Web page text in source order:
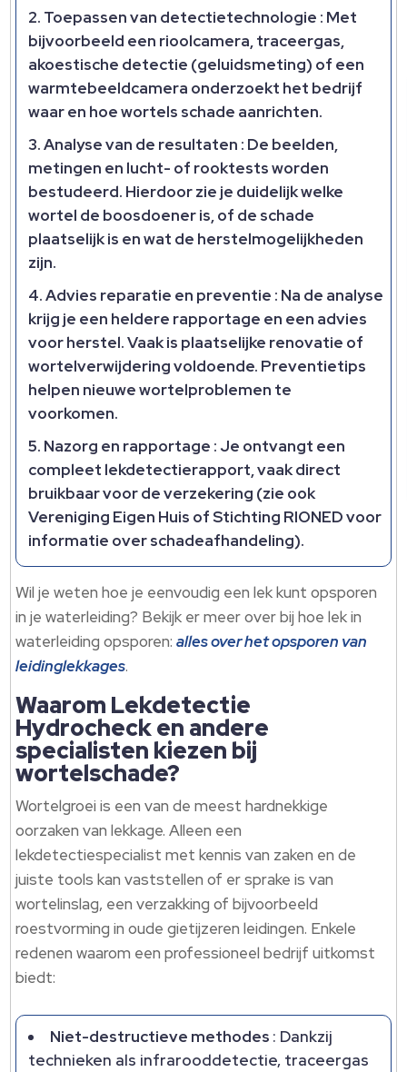
Toepassen van detectietechnologie : Met
bijvoorbeeld een rioolcamera, traceergas,
akoestische detectie (geluidsmeting) of een
warmtebeeldcamera onderzoekt het bedrijf
waar en hoe wortels schade aanrichten.
Analyse van de resultaten : De beelden,
metingen en lucht- of rooktests worden
bestudeerd. Hierdoor zie je duidelijk welke
wortel de boosdoener is, of de schade
plaatselijk is en wat de herstelmogelijkheden
zijn.
Advies reparatie en preventie : Na de analyse
krijg je een heldere rapportage en een advies
voor herstel. Vaak is plaatselijke renovatie of
wortelverwijdering voldoende. Preventietips
helpen nieuwe wortelproblemen te
voorkomen.
Nazorg en rapportage : Je ontvangt een
compleet lekdetectierapport, vaak direct
bruikbaar voor de verzekering (zie ook
Vereniging Eigen Huis of Stichting RIONED voor
informatie over schadeafhandeling).
Wil je weten hoe je eenvoudig een lek kunt opsporen
in je waterleiding? Bekijk er meer over bij hoe lek in
waterleiding opsporen:alles over het opsporen van
leidinglekkages.
Waarom Lekdetectie
Hydrocheck en andere
specialisten kiezen bij
wortelschade?
Wortelgroei is een van de meest hardnekkige
oorzaken van lekkage. Alleen een
lekdetectiespecialist met kennis van zaken en de
juiste tools kan vaststellen of er sprake is van
wortelinslag, een verzakking of bijvoorbeeld
roestvorming in oude gietijzeren leidingen. Enkele
redenen waarom een professioneel bedrijf uitkomst
biedt:
Niet-destructieve methodes : Dankzij
technieken als infrarooddetectie, traceergas